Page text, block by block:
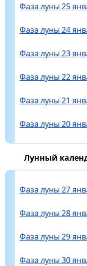
Фаза луны 25
Фаза луны 24
Фаза луны 23
Фаза луны 22
Фаза луны 21
Фаза луны 20
Лунный
Фаза луны 27
Фаза луны 28
Фаза луны 29
Фаза луны 30